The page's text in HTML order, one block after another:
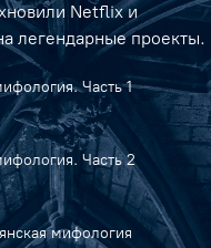
Netflix и
легендарные проекты.
Часть 1
Часть 2
мифология